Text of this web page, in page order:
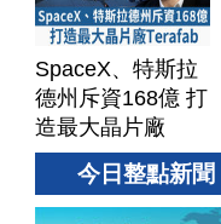
SpaceX、特斯拉
德州斥資168億 打
造最大晶片廠
Terafab
今日整點新聞